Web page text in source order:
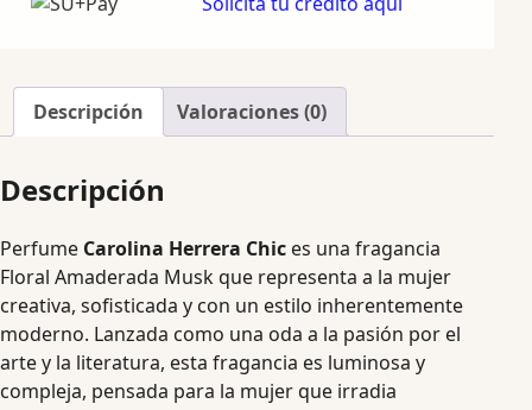
Descripción Valoraciones (0)
Descripción
Perfume Carolina Herrera Chic es una fragancia
Floral Amaderada Musk que representa a la mujer
creativa, sofisticada y con un estilo inherentemente
moderno. Lanzada como una oda a la pasión por el
arte y la literatura, esta fragancia es luminosa y
compleja, pensada para la mujer que irradia